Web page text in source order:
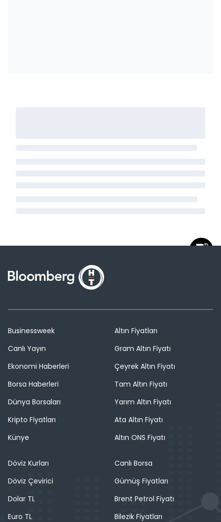
Businessweek
Canlı Yayın
Ekonomi Haberleri
Borsa Haberleri
Dünya Borsaları
Kripto Fiyatları
Künye
Altın Fiyatları
Gram Altın Fiyatı
Çeyrek Altın Fiyatı
Tam Altın Fiyatı
Yarım Altın Fiyatı
Ata Altın Fiyatı
Altın ONS Fiyatı
Döviz Kurları
Döviz Çevirici
Dolar TL
Euro TL
Canlı Borsa
Gümüş Fiyatları
Brent Petrol Fiyatı
Bilezik Fiyatları